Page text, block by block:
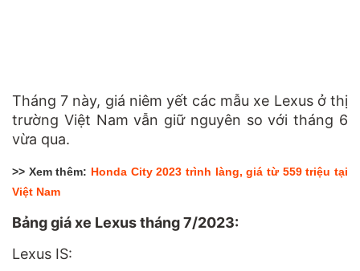
Tháng 7 này, giá niêm yết các mẫu xe Lexus ở thị
trường Việt Nam vẫn giữ nguyên so với tháng 6
vừa qua.
>> Xem thêm: Honda City 2023 trình làng, giá từ 559 triệu tại
Việt Nam
Bảng giá xe Lexus tháng 7/2023:
Lexus IS: